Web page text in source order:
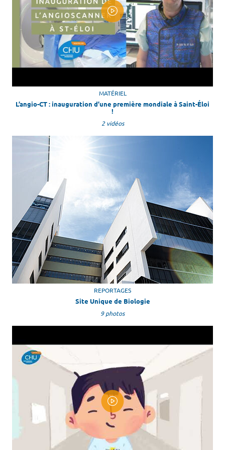
MATÉRIEL
L’angio-CT : inauguration d’une première mondiale à Saint-Éloi
!
2 vidéos
REPORTAGES
Site Unique de Biologie
9 photos